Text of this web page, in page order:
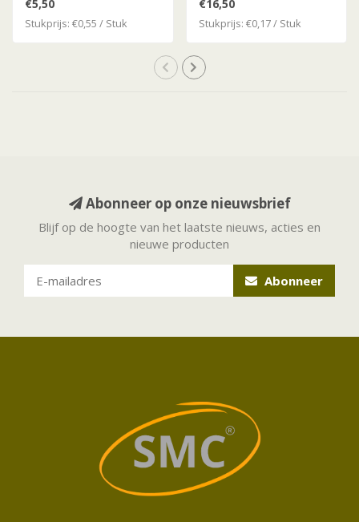
€5,50
Stukprijs: €0,55 / Stuk
€16,50
Stukprijs: €0,17 / Stuk
Abonneer op onze nieuwsbrief
Blijf op de hoogte van het laatste nieuws, acties en
nieuwe producten
Abonneer